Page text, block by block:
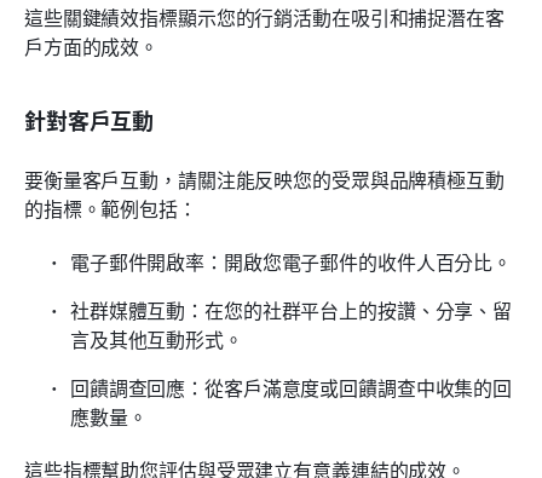
這些關鍵績效指標顯示您的行銷活動在吸引和捕捉潛在客
戶方面的成效。
針對客戶互動
要衡量客戶互動，請關注能反映您的受眾與品牌積極互動
的指標。範例包括：
電子郵件開啟率：開啟您電子郵件的收件人百分比。
社群媒體互動：在您的社群平台上的按讚、分享、留
言及其他互動形式。
回饋調查回應：從客戶滿意度或回饋調查中收集的回
應數量。
這些指標幫助您評估與受眾建立有意義連結的成效。